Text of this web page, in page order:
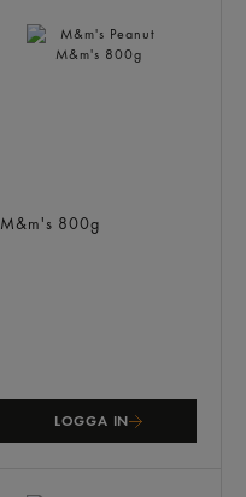
M&m's 800g
LOGGA IN